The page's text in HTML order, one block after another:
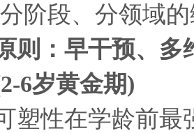
阶段、分领域
则：早干预、多
6岁黄金期)
塑性在学龄前